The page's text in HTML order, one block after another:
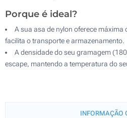
Porque é ideal?
A sua asa de nylon oferece
facilita o transporte e armazenamento.
A densidade do seu gramagem
escape, mantendo a temperatura do
INFORMAÇÃO